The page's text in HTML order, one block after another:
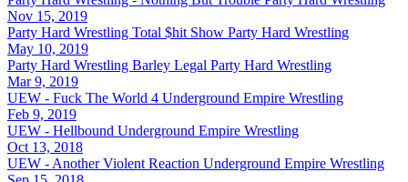
Nov 15, 2019
Party Hard Wrestling Total $hit Show Party Hard Wrestling
May 10, 2019
Party Hard Wrestling Barley Legal Party Hard Wrestling
Mar 9, 2019
UEW - Fuck The World 4 Underground Empire Wrestling
Feb 9, 2019
UEW - Hellbound Underground Empire Wrestling
Oct 13, 2018
UEW - Another Violent Reaction Underground Empire Wrestling